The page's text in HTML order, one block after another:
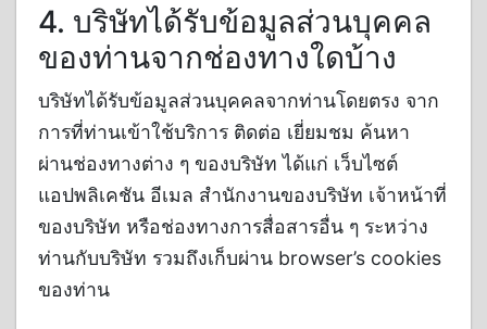
4. บริษัทได้รับข้อมูลส่วนบุคคล
ของท่านจากช่องทางใดบ้าง
บริษัทได้รับข้อมูลส่วนบุคคลจากท่านโดยตรง จาก
การที่ท่านเข้าใช้บริการ ติดต่อ เยี่ยมชม ค้นหา
ผ่านช่องทางต่าง ๆ ของบริษัท ได้แก่ เว็บไซต์
แอปพลิเคชัน อีเมล สำนักงานของบริษัท เจ้าหน้าที่
ของบริษัท หรือช่องทางการสื่อสารอื่น ๆ ระหว่าง
ท่านกับบริษัท รวมถึงเก็บผ่าน browser’s cookies
ของท่าน